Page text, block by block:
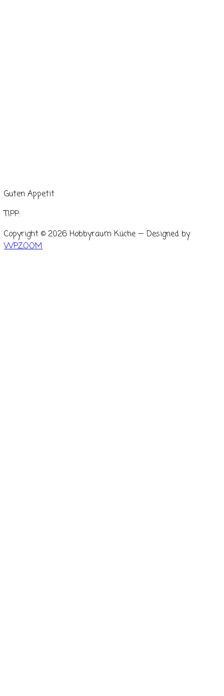
Guten Appetit
TIPP:
Copyright © 2026 Hobbyraum Küche — Designed by
WPZOOM